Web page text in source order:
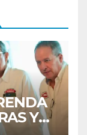
Y